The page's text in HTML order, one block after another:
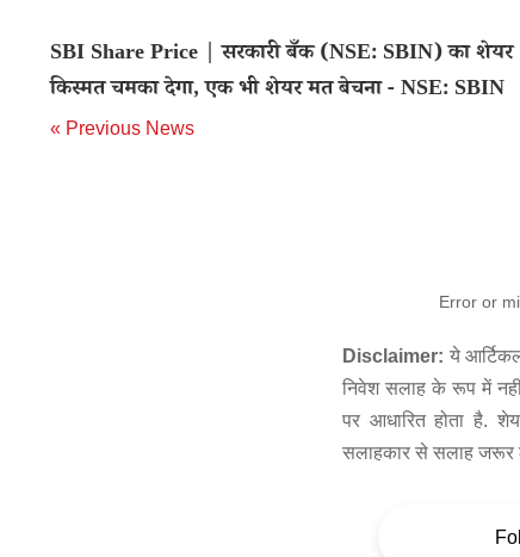
SBI Share Price | सरकारी बँक (NSE: SBIN) का शेयर
किस्मत चमका देगा, एक भी शेयर मत बेचना - NSE: SBIN
« Previous News
Error or
Disclaimer: ये
निवेश सलाह के रूप में नहीं
पर आधारित होता है.
सलाहकार से सलाह जरूर